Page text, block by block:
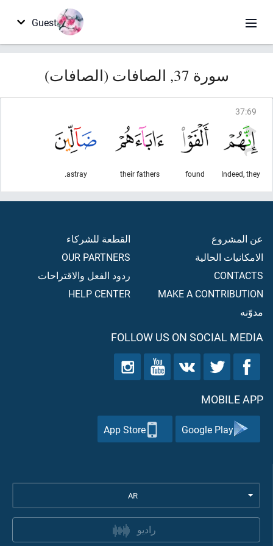
Guest
سورة 37, الصافات (الصافات)
37:69
Indeed, they
found
their fathers
astray.
عن المشروع
الامكانيات الحالية
CONTACTS
MAKE A CONTRIBUTION
مدوّنه
القطعة للشركاء
OUR PARTNERS
ردود الفعل والاقتراحات
HELP CENTER
FOLLOW US ON SOCIAL MEDIA
MOBILE APP
Google Play
App Store
AR
راديو